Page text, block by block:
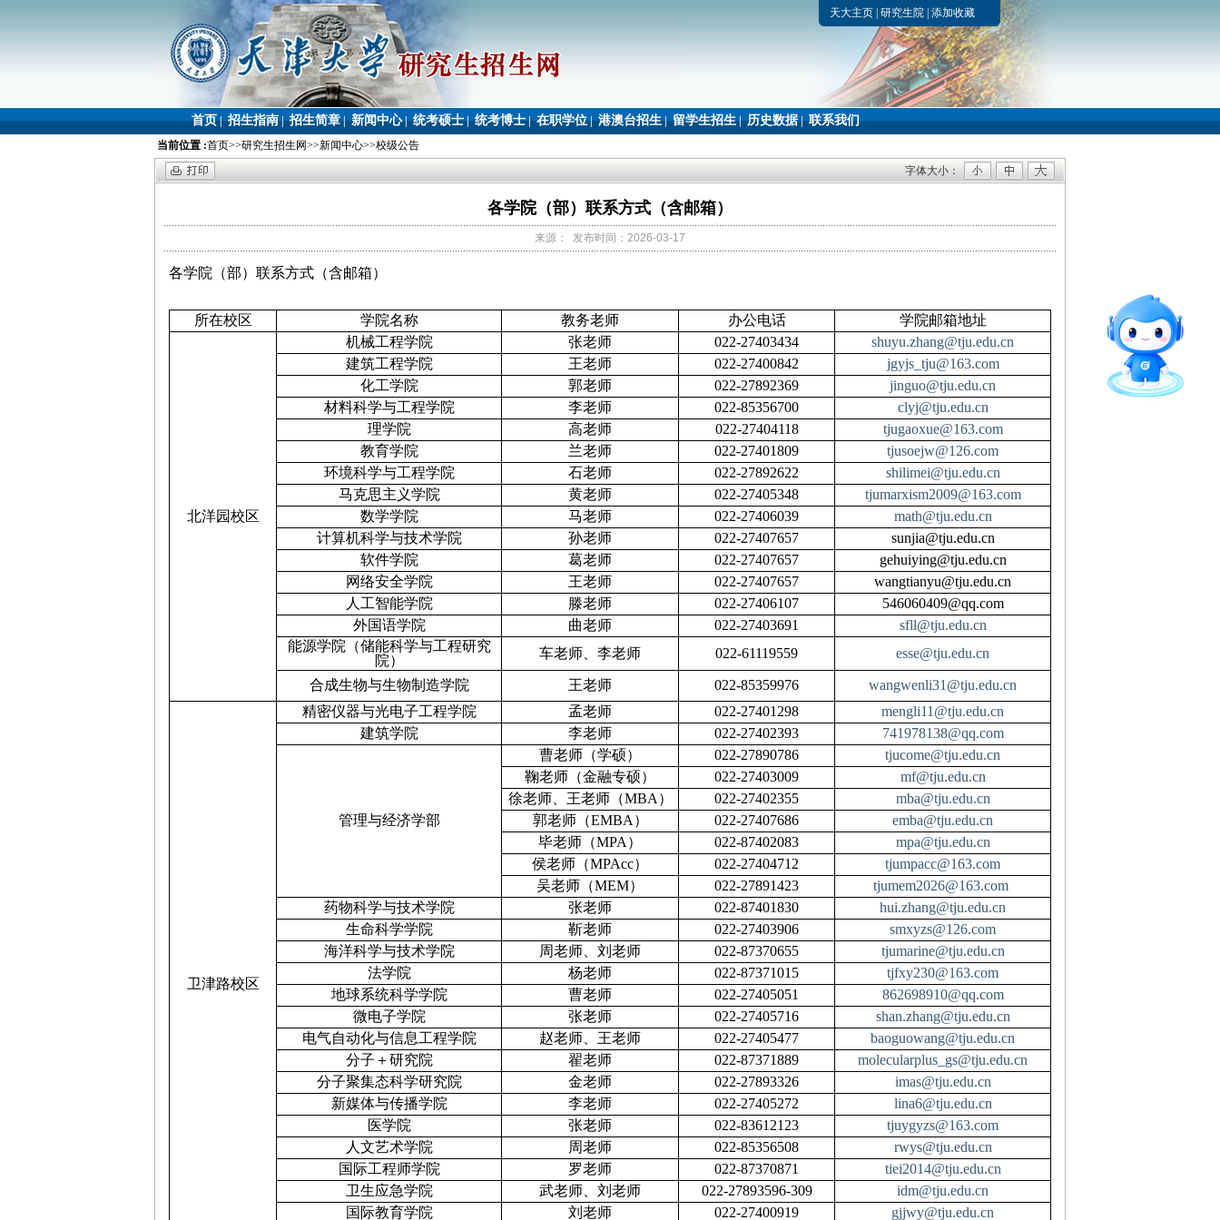
天大主页 研究生院 添加收藏
首页 | 招生指南 | 招生简章 | 新闻中心 | 统考硕士 | 统考博士 | 在职学位 | 港澳台招生 | 留学生招生 | 历史数据 | 联系我们
当前位置 :首页>>研究生招生网>>新闻中心>>校级公告
字体大小：
各学院（部）联系方式（含邮箱）
来源： 发布时间：2026-03-17
各学院（部）联系方式（含邮箱）
所在校区 学院名称 教务老师 办公电话 学院邮箱地址
北洋园校区
机械工程学院 张老师 022-27403434
shuyu.zhang@tju.edu.cn
建筑工程学院
王老师 022-27400842
jgyjs_tju@163.com
化工学院
郭老师 022-27892369
jinguo@tju.edu.cn
材料科学与工程学院
李老师 022-85356700
clyj@tju.edu.cn
理学院
高老师 022-27404118
tjugaoxue@163.com
教育学院
兰老师 022-27401809
tjusoejw@126.com
环境科学与工程学院
石老师 022-27892622
shilimei@tju.edu.cn
马克思主义学院
黄老师 022-27405348
tjumarxism2009@163.com
数学学院
马老师 022-27406039
math@tju.edu.cn
计算机科学与技术学院
孙老师 022-27407657
sunjia@tju.edu.cn
软件学院
葛老师 022-27407657
gehuiying@tju.edu.cn
网络安全学院
王老师 022-27407657
wangtianyu@tju.edu.cn
人工智能学院
滕老师 022-27406107
546060409@qq.com
外国语学院
曲老师 022-27403691
sfll@tju.edu.cn
能源学院（储能科学与工程研究
院）
车老师、李老师 022-61119559 esse@tju.edu.cn
合成生物与生物制造学院 王老师 022-85359976 wangwenli31@tju.edu.cn
卫津路校区
精密仪器与光电子工程学院 孟老师 022-27401298
mengli11@tju.edu.cn
建筑学院
李老师 022-27402393 741978138@qq.com
管理与经济学部
曹老师（学硕） 022-27890786
tjucome@tju.edu.cn
鞠老师（金融专硕）
022-27403009
mf@tju.edu.cn
徐老师、王老师（MBA ） 022-27402355
mba@tju.edu.cn
郭老师（EMBA ） 022-27407686
emba@tju.edu.cn
毕老师（MPA ） 022-87402083
mpa@tju.edu.cn
侯老师（MPAcc） 022-27404712
tjumpacc@163.com
吴老师（MEM） 022-27891423
tjumem2026@163.com
药物科学与技术学院
张老师 022-87401830
hui.zhang@tju.edu.cn
生命科学学院
靳老师 022-27403906
smxyzs@126.com
海洋科学与技术学院
周老师、刘老师 022-87370655
tjumarine@tju.edu.cn
法学院
杨老师 022-87371015
tjfxy230@163.com
地球系统科学学院
曹老师 022-27405051
862698910@qq.com
微电子学院
张老师 022-27405716
shan.zhang@tju.edu.cn
电气自动化与信息工程学院
赵老师、王老师 022-27405477
baoguowang@tju.edu.cn
分子＋研究院
翟老师 022-87371889
molecularplus_gs@tju.edu.cn
分子聚集态科学研究院
金老师 022-27893326
imas@tju.edu.cn
新媒体与传播学院
李老师 022-27405272
lina6@tju.edu.cn
医学院
张老师 022-83612123
tjuygyzs@163.com
人文艺术学院
周老师 022-85356508
rwys@tju.edu.cn
国际工程师学院
罗老师 022-87370871
tiei2014@tju.edu.cn
卫生应急学院
武老师、刘老师 022-27893596-309
idm@tju.edu.cn
国际教育学院
刘老师 022-27400919 gjjwy@tju.edu.cn